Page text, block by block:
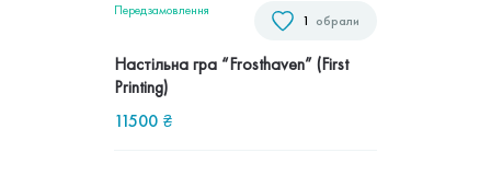
обрали
1
Передзамовлення
Настільна гра “Frosthaven” (First
Printing)
11500 ₴